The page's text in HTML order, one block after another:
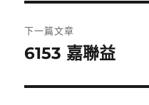
覽
篇
文
章:
下一篇文章
下
篇
6153 嘉聯益